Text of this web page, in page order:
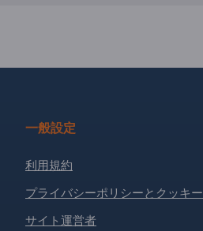
一般設定
利用規約
プライバシーポリシーとクッキー
サイト運営者